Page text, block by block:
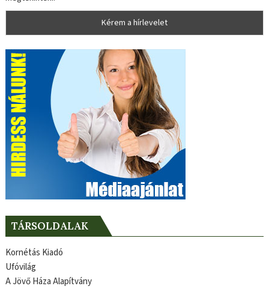
TÁRSOLDALAK
Kornétás Kiadó
Ufóvilág
A Jövő Háza Alapítvány